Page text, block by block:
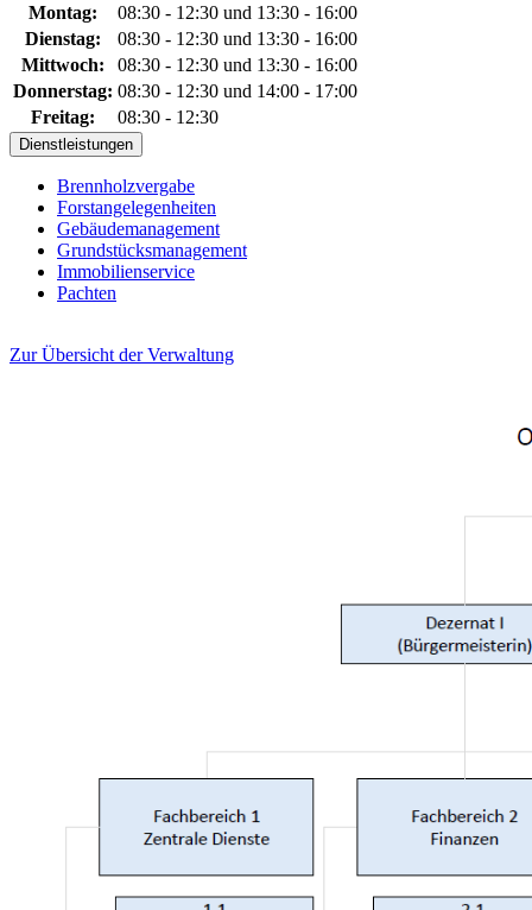
Montag:
08:30 - 12:30 und 13:30 - 16:00
Dienstag:
08:30 - 12:30 und 13:30 - 16:00
Mittwoch:
08:30 - 12:30 und 13:30 - 16:00
Donnerstag: 08:30 - 12:30 und 14:00 - 17:00
Freitag:
08:30 - 12:30
Dienstleistungen
Brennholzvergabe
Forstangelegenheiten
Gebäudemanagement
Grundstücksmanagement
Immobilienservice
Pachten
Zur Übersicht der Verwaltung